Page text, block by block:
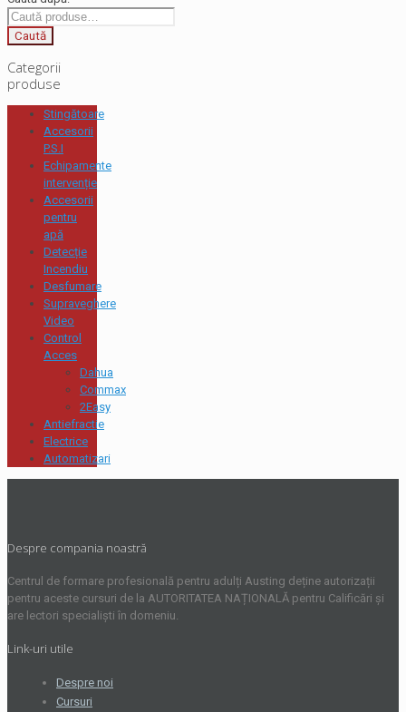
Caută
Categorii
produse
Stingătoare
Accesorii
P.S.I
Echipamente
intervenție
Accesorii
pentru
apă
Detecție
Incendiu
Desfumare
Supraveghere
Video
Control
Acces
Dahua
Commax
2Easy
Antiefractie
Electrice
Automatizari
Despre compania noastră
Centrul de formare profesională pentru adulți Austing deține autorizații
pentru aceste cursuri de la AUTORITATEA NAȚIONALĂ pentru Calificări și
are lectori specialiști în domeniu.
Link-uri utile
Despre noi
Cursuri